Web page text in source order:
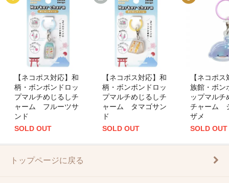
【ネコポス対応】和
柄・ボンボンドロッ
プマルチめじるしチ
ャーム フルーツサ
ンド
SOLD OUT
【ネコポス対応】和
柄・ボンボンドロッ
プマルチめじるしチ
ャーム タマゴサン
ド
SOLD OUT
【ネコポ
族館・ボン
ップマルチ
チャーム
ザメ
SOLD OUT
トップページに戻る